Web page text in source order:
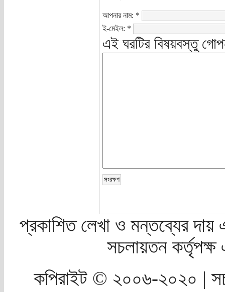
আপনার নাম: *
ই-মেইল: *
এই ঘরটির বিষয়বস্তু
প্রকাশিত লেখা ও মন্তব্যের দায়
সচলায়তন
কপিরাইট © ২০০৬-২০২০ |